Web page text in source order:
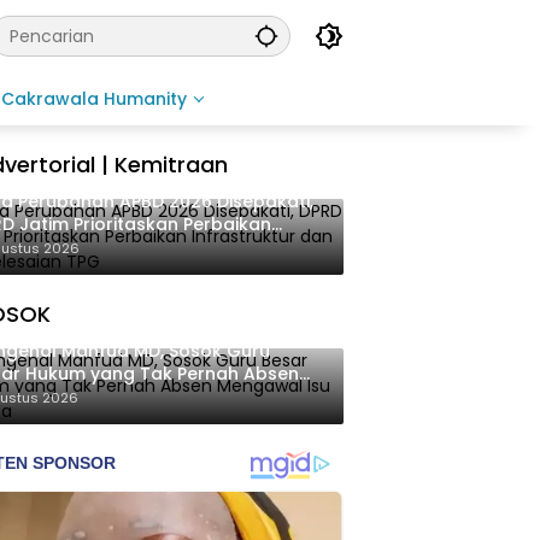
Cakrawala Humanity
| Kemitraan
Perubahan APBD 2026 Disepakati,
Jatim Prioritaskan Perbaikan
dan Penyelesaian TPG
2026
Mahfud MD, Sosok Guru
Hukum yang Tak Pernah Absen
Isu Bangsa
2026